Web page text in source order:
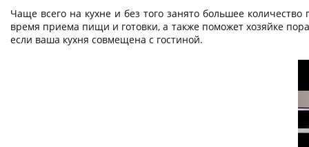
Чаще всего на кухне и без того занято большее
время приема пищи и готовки, а также поможет хозяйке
если ваша кухня совмещена с гостиной.